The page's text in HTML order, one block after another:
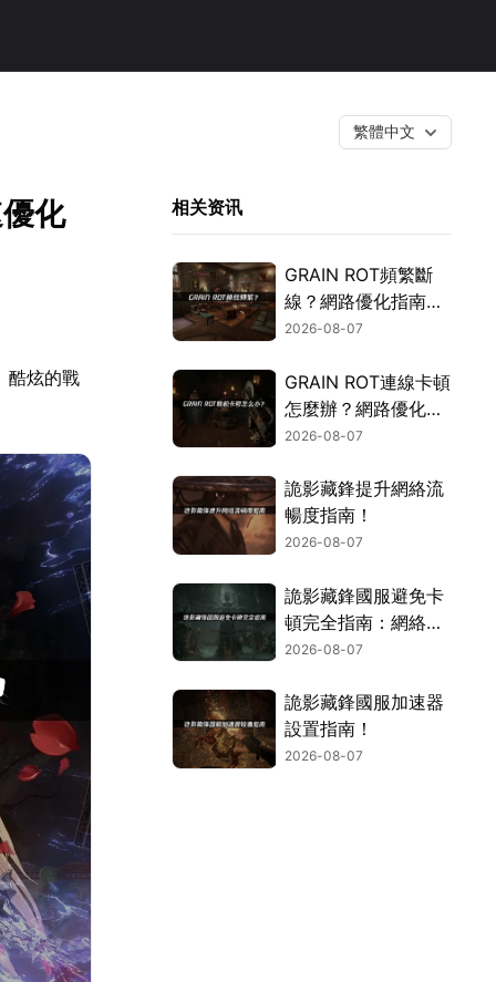
繁體中文
化
酷炫的戰
相关资讯
GRAIN ROT頻繁斷
線？網路優化指南一
次搞定！
2026-08-07
GRAIN ROT連線卡頓
怎麼辦？網路優化這
樣解決！
2026-08-07
詭影藏鋒提升網絡流
暢度指南！
2026-08-07
詭影藏鋒國服避免卡
頓完全指南：網絡優
化與解決技巧！
2026-08-07
詭影藏鋒國服加速器
設置指南！
2026-08-07